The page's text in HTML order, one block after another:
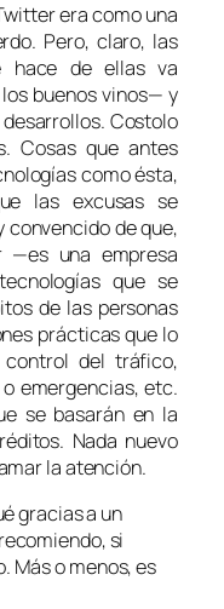
era como una
Pero, claro, las
hace de ellas va
buenos vinos— y
Costolo
Cosas que antes
como ésta,
las excusas se
convencido de que,
una empresa
que se
de las personas
prácticas que lo
del tráfico,
emergencias, etc.
se basarán en la
Nada nuevo
la atención.
gracias a un
si
Más o menos, es